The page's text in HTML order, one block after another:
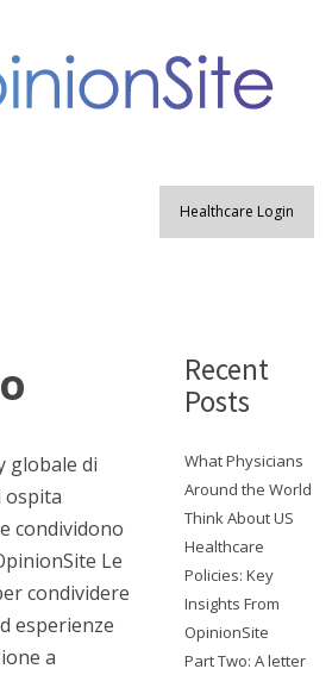
Healthcare Login
globale di
ospita
condividono
Le
condividere
esperienze
a
Recent
Posts
What Physicians
Around the World
Think About US
Healthcare
Policies: Key
Insights From
OpinionSite
Part Two: A letter